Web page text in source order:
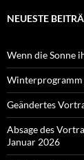
NEUESTE
Wenn die Sonne
Winterprogramm
Geändertes
Absage des
Januar 2026